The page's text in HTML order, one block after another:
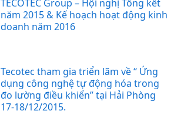
TECOTEC Group – Hội nghị Tổng kết
năm 2015 & Kế hoạch hoạt động kinh
doanh năm 2016
Tecotec tham gia triển lãm về “ Ứng
dụng công nghệ tự động hóa trong
đo lường điều khiển” tại Hải Phòng
17-18/12/2015.